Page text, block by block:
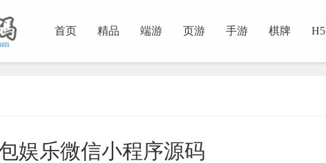
首页 精品 端游 页游 手游 棋牌 H5
娱乐微信小程序源码